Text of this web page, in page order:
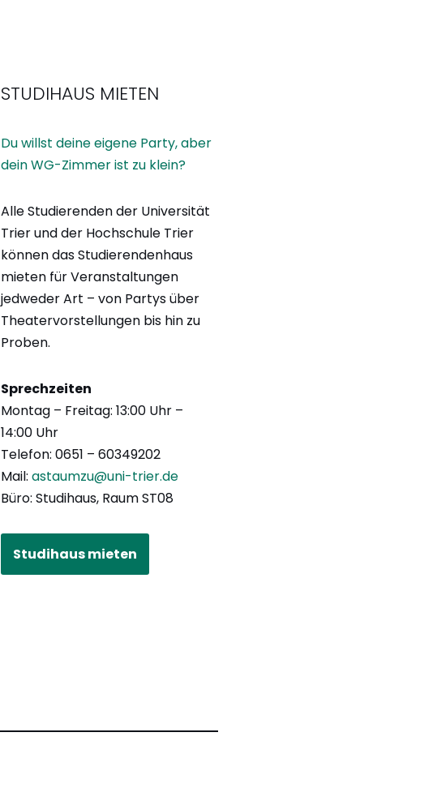
STUDIHAUS MIETEN
Du willst deine eigene Party, aber
dein WG-Zimmer ist zu klein?
Alle Studierenden der Universität
Trier und der Hochschule Trier
können das Studierendenhaus
mieten für Veranstaltungen
jedweder Art – von Partys über
Theatervorstellungen bis hin zu
Proben.
Sprechzeiten
Montag – Freitag: 13:00 Uhr –
14:00 Uhr
Telefon: 0651 – 60349202
Mail: astaumzu@uni-trier.de
Büro: Studihaus, Raum ST08
Studihaus mieten